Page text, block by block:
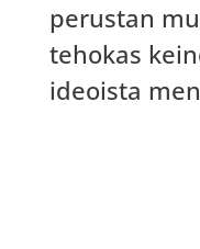
perustan
tehokas
ideoista